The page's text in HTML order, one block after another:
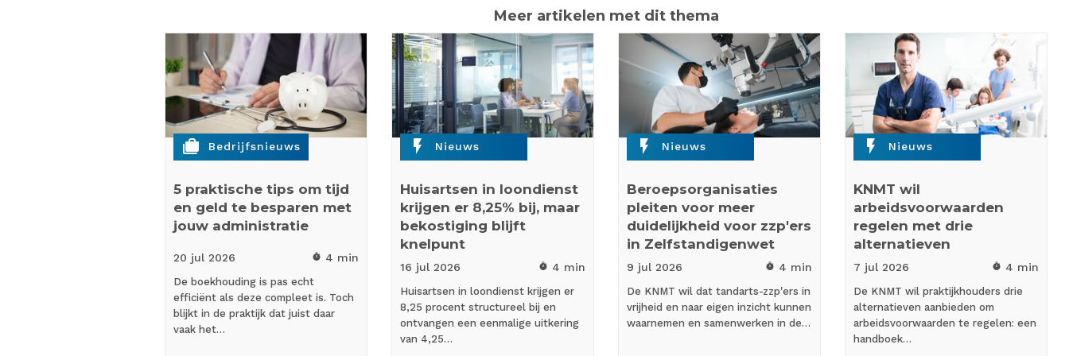
Meer artikelen met dit thema
cases Bedrijfsnieuws
5 praktische tips om tijd
en geld te besparen met
jouw administratie
20 jul 2026 timer 4 min
De boekhouding is pas echt
efficiënt als deze compleet is. Toch
blijkt in de praktijk dat juist daar
vaak het…
flash_on Nieuws
Huisartsen in loondienst
krijgen er 8,25% bij, maar
bekostiging blijft
knelpunt
16 jul 2026 timer 4 min
Huisartsen in loondienst krijgen er
8,25 procent structureel bij en
ontvangen een eenmalige uitkering
van 4,25…
flash_on Nieuws
Beroepsorganisaties
pleiten voor meer
duidelijkheid voor zzp'ers
in Zelfstandigenwet
9 jul 2026 timer 4 min
De KNMT wil dat tandarts-zzp'ers in
vrijheid en naar eigen inzicht kunnen
waarnemen en samenwerken in de…
flash_on Nieuws
KNMT wil
arbeidsvoorwaarden
regelen met drie
alternatieven
7 jul 2026 timer 4 min
De KNMT wil praktijkhouders drie
alternatieven aanbieden om
arbeidsvoorwaarden te regelen: een
handboek…